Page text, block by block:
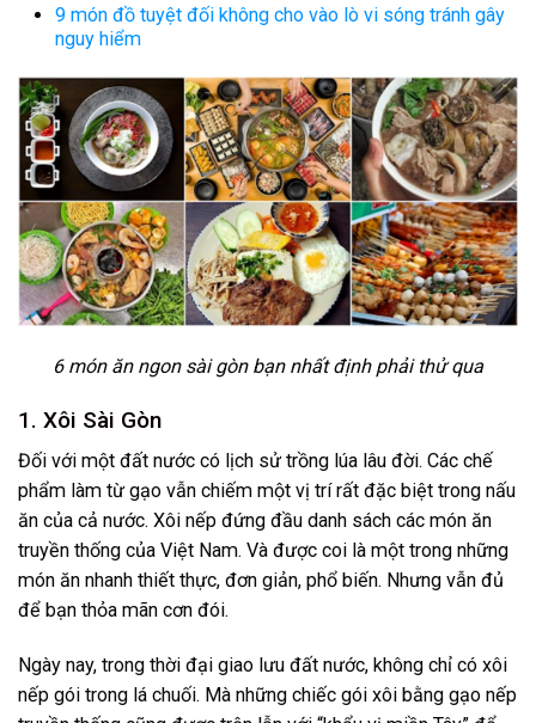
9 món đồ tuyệt đối không cho vào lò vi sóng tránh gây
nguy hiểm
6 món ăn ngon sài gòn bạn nhất định phải thử qua
1. Xôi Sài Gòn
Đối với một đất nước có lịch sử trồng lúa lâu đời. Các chế
phẩm làm từ gạo vẫn chiếm một vị trí rất đặc biệt trong nấu
ăn của cả nước. Xôi nếp đứng đầu danh sách các món ăn
truyền thống của Việt Nam. Và được coi là một trong những
món ăn nhanh thiết thực, đơn giản, phổ biến. Nhưng vẫn đủ
để bạn thỏa mãn cơn đói.
Ngày nay, trong thời đại giao lưu đất nước, không chỉ có xôi
nếp gói trong lá chuối. Mà những chiếc gói xôi bằng gạo nếp